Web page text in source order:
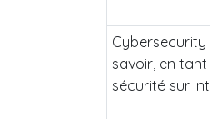
Cybersecurity
savoir, en
sécurité sur